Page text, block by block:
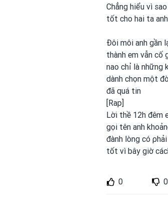
Chẳng hiểu vì
tốt cho hai ta anh
Đôi môi anh gần
thành em vẫn cố
nao chỉ là những
dành chọn một
đã quá tin
[Rap]
Lời thề 12h đêm
gọi tên anh
đành lòng có
tốt vì bây giờ
0 0